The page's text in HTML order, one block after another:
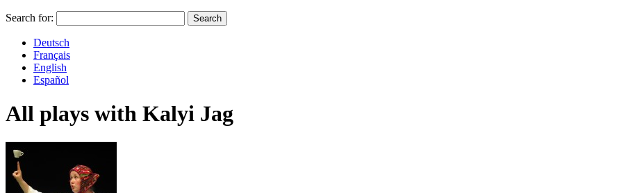
Search for:
Deutsch
Français
English
Español
All plays with Kalyi Jag